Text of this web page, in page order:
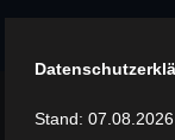
Tag -
Stand: 07.08.2026